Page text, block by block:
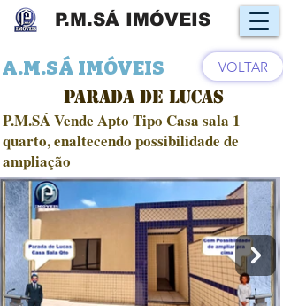
P.M.SÁ IMÓVEIS
A.M.SÁ IMÓVEIS VOLTAR
PARADA DE LUCAS
P.M.SÁ Vende Apto Tipo Casa sala 1
quarto, enaltecendo possibilidade de
ampliação